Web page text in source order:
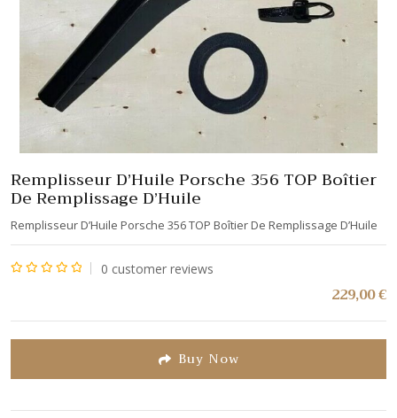
Remplisseur D’Huile Porsche 356 TOP Boîtier
De Remplissage D’Huile
Remplisseur D’Huile Porsche 356 TOP Boîtier De Remplissage D’Huile
0 customer reviews
229,00€
Buy Now